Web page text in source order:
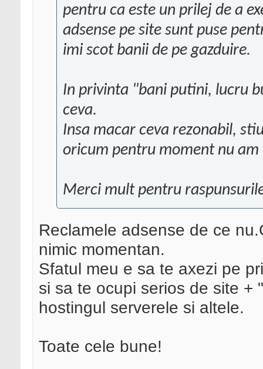
pentru ca este un prilej de a
adsense pe site sunt puse
imi scot banii de pe gazduire.
In privinta "bani putini, lucru
ceva.
Insa macar ceva rezonabil,
oricum pentru moment nu
Merci mult pentru
Reclamele adsense de ce
nimic momentan.
Sfatul meu e sa te axezi pe
si sa te ocupi serios de site +
hostingul serverele si altele.
Toate cele bune!